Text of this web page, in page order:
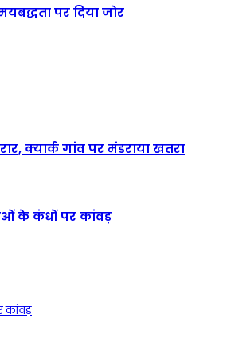
पर दिया जोर
क्यार्क गांव पर मंडराया खतरा
के कंधों पर कांवड़
कांवड़